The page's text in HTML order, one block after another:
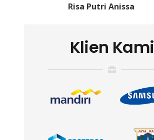
Risa Putri Anissa
Klien Kami